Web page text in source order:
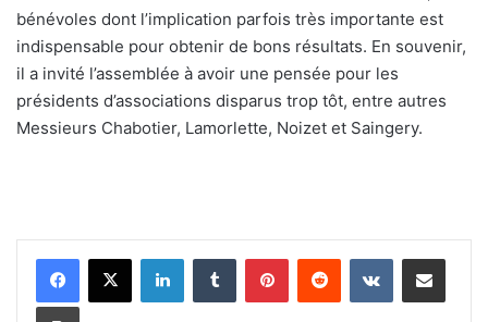
bénévoles dont l’implication parfois très importante est
indispensable pour obtenir de bons résultats. En souvenir,
il a invité l’assemblée à avoir une pensée pour les
présidents d’associations disparus trop tôt, entre autres
Messieurs Chabotier, Lamorlette, Noizet et Saingery.
LinkedinTumblr PinterestReddit VKontaktePartager par email
Imprimer